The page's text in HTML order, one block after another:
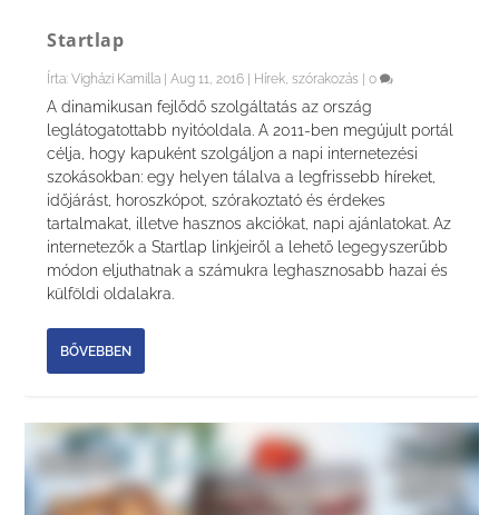
Startlap
Írta:Vigházi Kamilla |Aug 11, 2016 Hírek, szórakozás |0
A dinamikusan fejlődő szolgáltatás az ország
leglátogatottabb nyitóoldala. A 2011-ben megújult portál
célja, hogy kapuként szolgáljon a napi internetezési
szokásokban: egy helyen tálalva a legfrissebb híreket,
időjárást, horoszkópot, szórakoztató és érdekes
tartalmakat, illetve hasznos akciókat, napi ajánlatokat. Az
internetezők a Startlap linkjeiről a lehető legegyszerűbb
módon eljuthatnak a számukra leghasznosabb hazai és
külföldi oldalakra.
BŐVEBBEN